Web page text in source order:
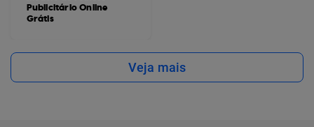
Publicitário Online
Grátis
Veja mais